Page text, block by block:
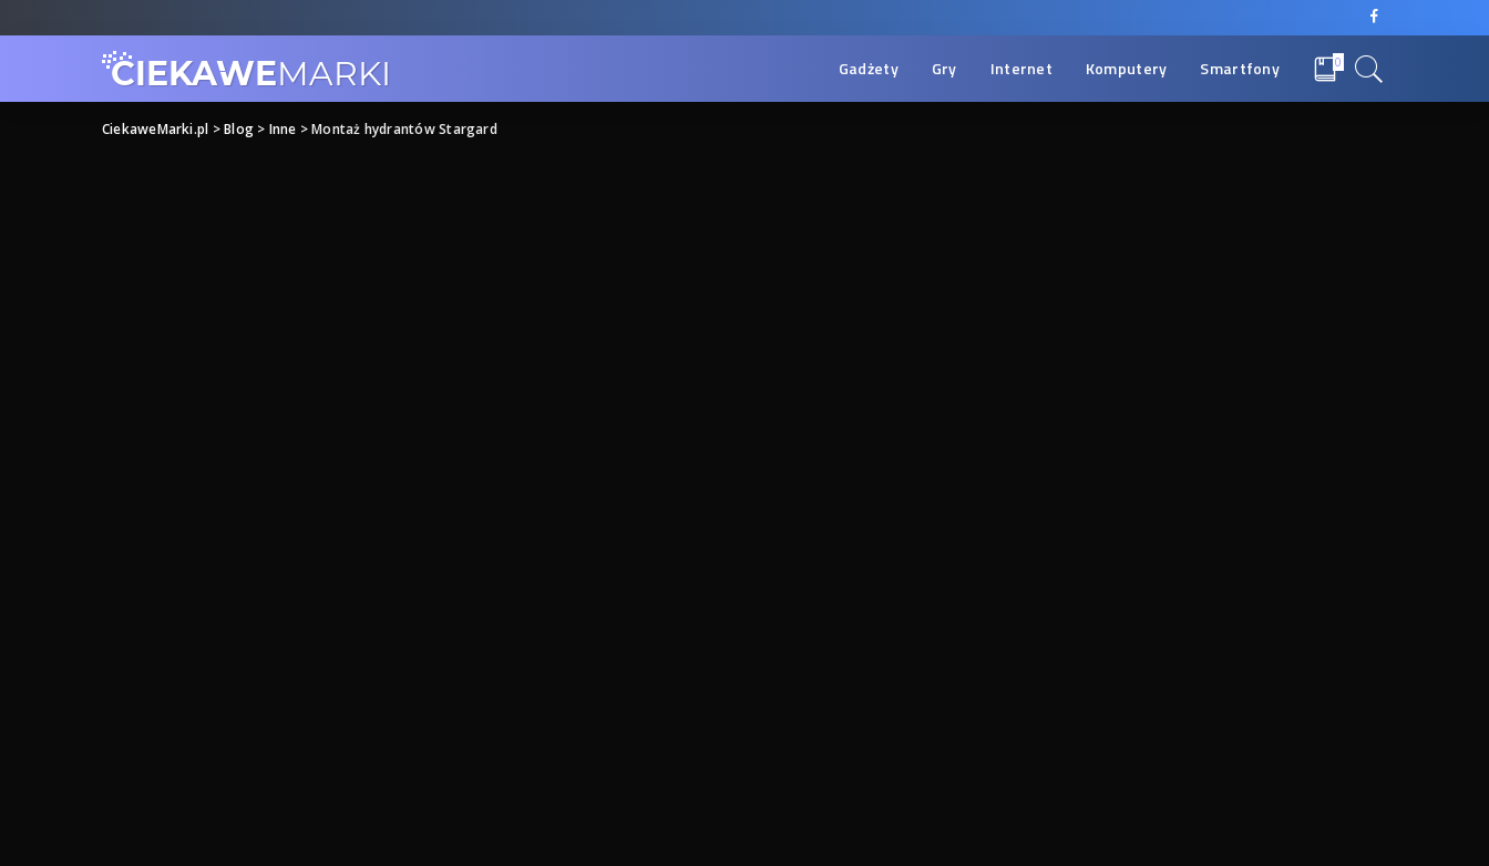
Gadżety Gry Internet Komputery Smartfony 0
CiekaweMarki.pl >Blog> Inne >Montaż hydrantów Stargard